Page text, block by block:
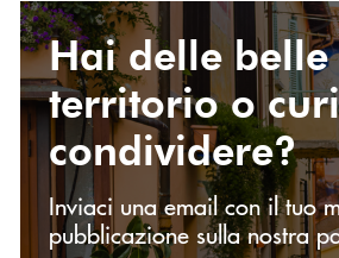
Invia email
Hai delle
territorio o
condividere?
Inviaci una email con il tuo
pubblicazione sulla nostra